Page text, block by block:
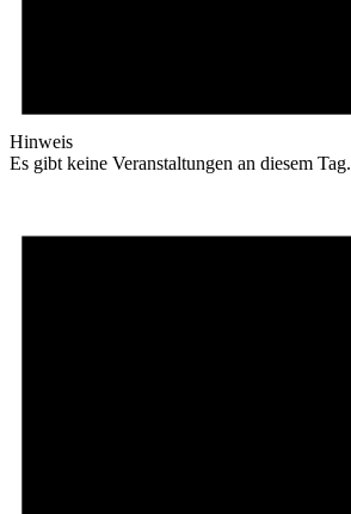
Hinweis
Es gibt keine Veranstaltungen an diesem Tag.